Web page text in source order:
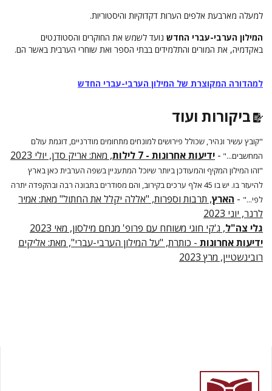
למעלה מארבעת אלפים הערות דקדוקיות והיסטוריות.
המילון הערבי-עברי החדש נועד לשמש את החוקרים והסטודנטים
באקדמיה, את המורים והתלמידים בבתי הספר ואת שוחרי הערבית באשר הם.
למהדורה המקוצרת של המילון הערבי-עברי החדש
ביקורות ועוד
"קובץ עשיר ונהיר, שכולל פירושים למונחים מתחומים מודרניים, דוגמת עולם
המחשבים..." - ידיעות אחרונות - 7 לילות , מאת: אריק סדן, יולי 2023
"זהו המילון המקיף והמעודכן ביותר שיוכל המתעניין בשפה הערבית כאן בארץ
להיעזר בו. יש בו 45 אלף ערכים בקירוב, והם מסודרים בתבונה רבה ובהקפדה יתרה
לפי..." - הארץ, תרבות וספרות, "אללה יקלל את החתול" מאת: אמיר
לרנר, יוני 2023
גלי צה"ל, ג'קי חוגי משוחח עם פרופ' מנחם מילסון, מאי 2023
ידיעות אחרונות - כותרת, "על המילון הערבי-עברי", מאת: אליקים
רובינשטיין, מרץ 2023